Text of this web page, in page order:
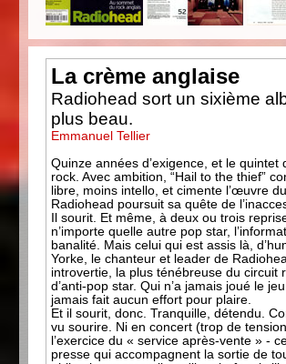
La crème anglaise
Radiohead sort un sixième
plus beau.
Emmanuel Tellier
Quinze années d’exigence, et le quintet
rock. Avec ambition, “Hail to the thief”
libre, moins intello, et cimente l’œuvre
Radiohead poursuit sa quête de
Il sourit. Et même, à deux ou trois
n’importe quelle autre pop star,
banalité. Mais celui qui est assis là,
Yorke, le chanteur et leader de
introvertie, la plus ténébreuse du circuit
d’anti-pop star. Qui n’a jamais joué le
jamais fait aucun effort pour plaire.
Et il sourit, donc. Tranquille, détendu.
vu sourire. Ni en concert (trop de
l’exercice du « service après-vente » -
presse qui accompagnent la sortie de